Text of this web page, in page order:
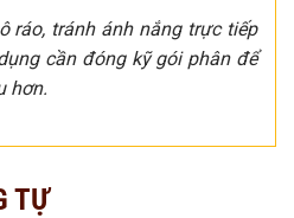
ráo, tránh ánh nắng trực tiếp
cần đóng kỹ gói phân để
hơn.
TỰ